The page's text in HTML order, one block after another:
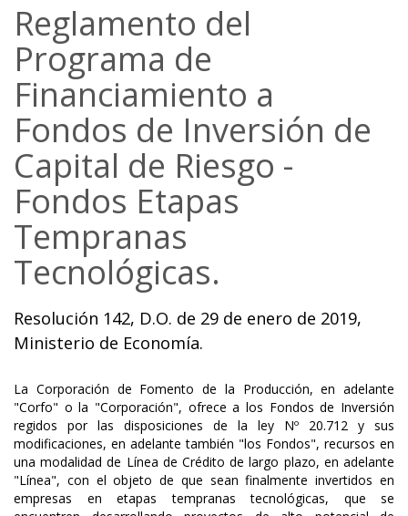
Reglamento del
Programa de
Financiamiento a
Fondos de Inversión de
Capital de Riesgo -
Fondos Etapas
Tempranas
Tecnológicas.
Resolución 142, D.O. de 29 de enero de 2019,
Ministerio de Economía.
La Corporación de Fomento de la Producción, en adelante
"Corfo" o la "Corporación", ofrece a los Fondos de Inversión
regidos por las disposiciones de la ley Nº 20.712 y sus
modificaciones, en adelante también "los Fondos", recursos en
una modalidad de Línea de Crédito de largo plazo, en adelante
"Línea", con el objeto de que sean finalmente invertidos en
empresas en etapas tempranas tecnológicas, que se